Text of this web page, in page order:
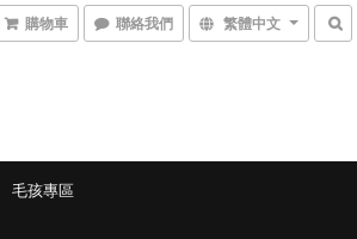
購物車 聯絡我們 繁體中文
毛孩專區